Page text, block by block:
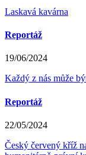
Laskavá kavárna
Reportáž
19/06/2024
Každý z nás může
Reportáž
22/05/2024
Český červený kříž